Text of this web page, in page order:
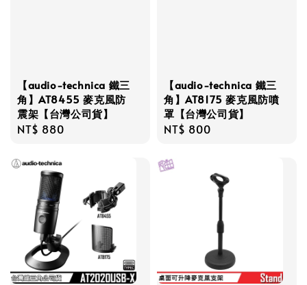
【audio-technica 鐵三
角】AT8455 麥克風防
震架【台灣公司貨】
Regular
NT$ 880
【audio-technica 鐵三
角】AT8175 麥克風防噴
罩【台灣公司貨】
Regular
NT$ 800